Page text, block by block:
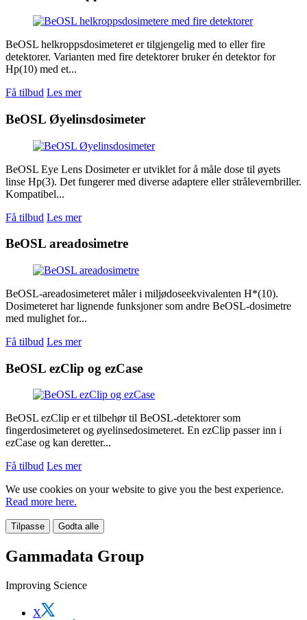
BeOSL helkroppsdosimeteret er tilgjengelig med to eller fire
detektorer. Varianten med fire detektorer bruker én detektor for
Hp(10) med et...
Få tilbud Les mer
BeOSL Øyelinsdosimeter
BeOSL Eye Lens Dosimeter er utviklet for å måle dose til øyets
linse Hp(3). Det fungerer med diverse adaptere eller strålevernbriller.
Kompatibel...
Få tilbud Les mer
BeOSL areadosimetre
BeOSL-areadosimeteret måler i miljødoseekvivalenten H*(10).
Dosimeteret har lignende funksjoner som andre BeOSL-dosimetre
med mulighet for...
Få tilbud Les mer
BeOSL ezClip og ezCase
BeOSL ezClip er et tilbehør til BeOSL-detektorer som
fingerdosimeteret og øyelinsedosimeteret. En ezClip passer inn i
ezCase og kan deretter...
Få tilbud Les mer
We use cookies on your website to give you the best experience.
Read more here.
Tilpasse Godta alle
Gammadata Group
Improving Science
X